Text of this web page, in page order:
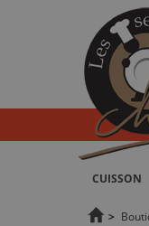
CUISSON
>